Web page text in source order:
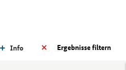
Ergebnisse filtern
Info